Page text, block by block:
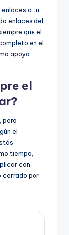
enlaces a tu
enlaces del
que el
en el
apoyo
el
pero
el
tiempo,
con
cerrado por